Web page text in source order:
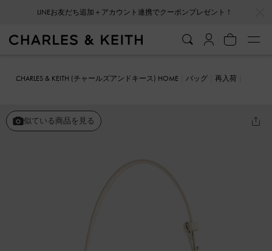
CHARLES & KEITH (チャールズアンドキース) HOME バッグ
再入荷
似ている商品を見る